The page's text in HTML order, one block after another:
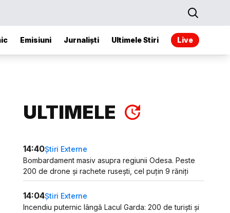
Emisiuni Jurnaliști Ultimele Stiri Live
ULTIMELE
14:40Știri Externe
Bombardament masiv asupra regiunii Odesa. Peste
200 de drone și rachete rusești, cel puțin 9 răniți
14:04Știri Externe
Incendiu puternic lângă Lacul Garda: 200 de turiști și